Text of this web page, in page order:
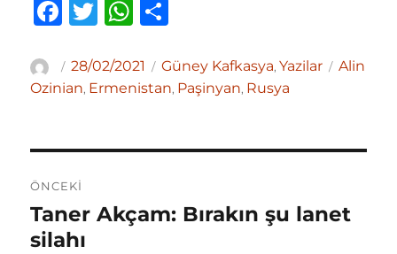
F
c
e
o
o
k
T
it
te
W
at
s
p
ar
e
Yazar
Yayın
tarihi
28/02/2021 Kategoriler
Güney Kafkasya,Yazilar Etiketler
Alin
Ozinian, Ermenistan, Paşinyan, Rusya
gezinmesi
ÖNCEKI
Önceki
yazı:
Taner Akçam: Bırakın şu lanet
silahı